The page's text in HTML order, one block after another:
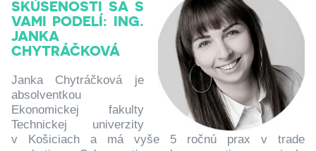
SKÚSENOSTI SA S
VAMI PODELÍ: ING.
JANKA
CHYTRÁČKOVÁ
Janka Chytráčková je
absolventkou
Ekonomickej fakulty
Technickej univerzity
v Košiciach a má vyše 5 ročnú prax v trade